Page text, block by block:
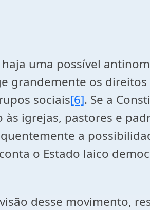
uma possível
grandemente os
sociais[6]. Se a
igrejas, pastores e
a
o Estado laico
desse movimento,